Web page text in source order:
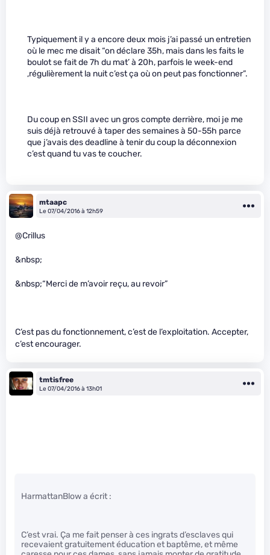
Typiquement il y a encore deux mois j’ai passé un entretien
où le mec me disait “on déclare 35h, mais dans les faits le
boulot se fait de 7h du mat’ à 20h, parfois le week-end
,régulièrement la nuit c’est ça où on peut pas fonctionner”.
Du coup en SSII avec un gros compte derrière, moi je me
suis déjà retrouvé à taper des semaines à 50-55h parce
que j’avais des deadline à tenir du coup la déconnexion
c’est quand tu vas te coucher.
mtaapc
Le 07/04/2016 à 12h59
@Crillus
&nbsp;
&nbsp;“Merci de m’avoir reçu, au revoir”
C’est pas du fonctionnement, c’est de l’exploitation. Accepter,
c’est encourager.
tmtisfree
Le 07/04/2016 à 13h01
HarmattanBlow a écrit :
C’est vrai. Ça me fait penser à ces ingrats d’esclaves qui
recevaient gratuitement éducation et baptême, et même